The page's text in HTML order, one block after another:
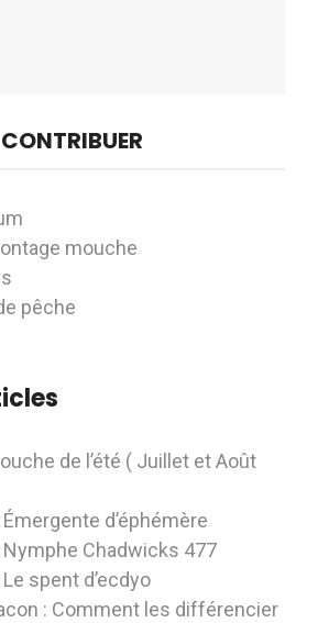
CONTRIBUER
mouche
pêche
de l’été ( Juillet et Août
d’éphémère
Chadwicks 477
spent d’ecdyo
: Comment les différencier